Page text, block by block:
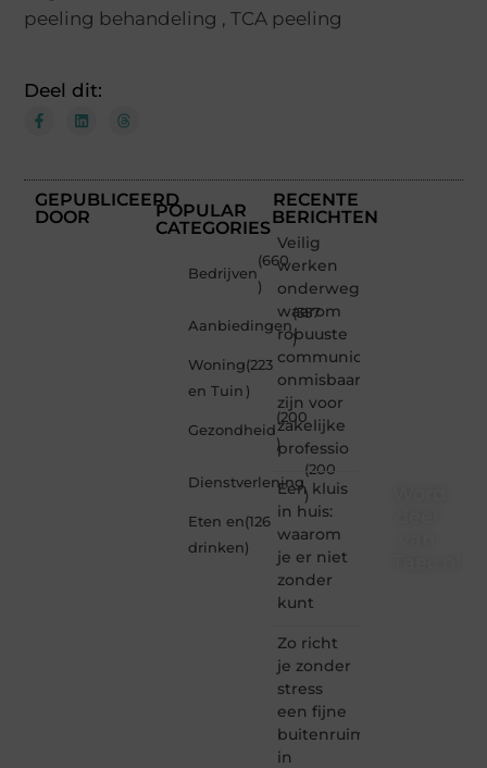
peeling behandeling ,TCA peeling
Deel dit:
GEPUBLICEERD
DOOR
POPULAR
CATEGORIES
Bedrijven
(660
)
Aanbiedingen
(357
)
Woning
en Tuin
(223
)
Gezondheid
(200
)
Dienstverlening
(200
)
Eten en
drinken
(126
)
RECENTE
BERICHTEN
Veilig
werken
onderweg:
waarom
robuuste
communicatiemiddelen
onmisbaar
zijn voor
zakelijke
professio
Een kluis
in huis:
waarom
je er niet
zonder
kunt
Zo richt
je zonder
stress
een fijne
buitenruimte
in